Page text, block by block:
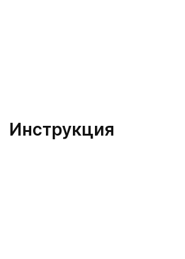
Инструкция